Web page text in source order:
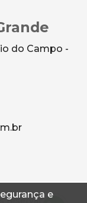
e
do Campo -
reservados.